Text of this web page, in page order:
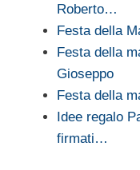
Roberto…
Festa della
Festa della
Gioseppo
Festa della
Idee regalo
firmati…